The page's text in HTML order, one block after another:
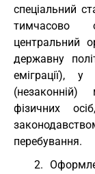
спеціальний
тимчасово
центральний
державну
еміграції),
(незаконній)
фізичних
перебування.
2.